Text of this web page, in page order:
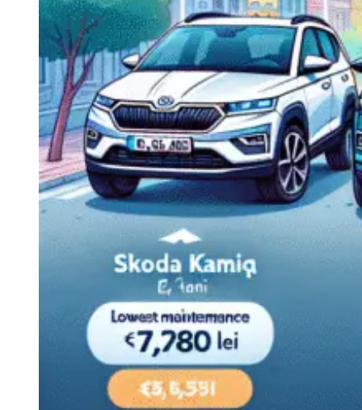
Navigație Ford Mondeo MK3
Navigație Ford Mondeo MK4
Navigație Ford Transit
Mercedes
Navigație Mercedes C Class W203
Navigație Mercedes C Class W204
Navigație Mercedes W203
Navigație Mercedes W204
Navigație Mercedes W211
Navigație Mercedes Sprinter
Passat
Navigație Passat B5
Navigație Passat B5 5
Navigație Passat B6
Navigație Passat B7
Navigație Passat B8
Navigație Passat CC
Skoda
Navigație Skoda Fabia 1
Navigație Skoda Fabia 2
Navigație Skoda Octavia 1
Navigație Skoda Octavia 2
Navigație Skoda Octavia 3
Navigație Skoda Rapid
Navigație Skoda Superb 1
Navigație Skoda Superb 2
Navigație Toyota Avensis T25
Portbagaj Plafon Auto